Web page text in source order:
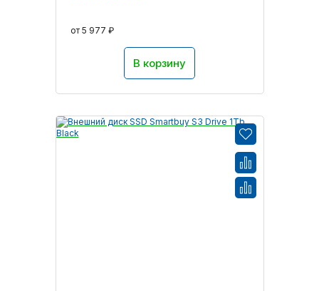
от 5 977 ₽
В корзину